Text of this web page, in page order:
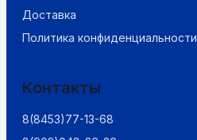
Доставка
Политика конфиденциальности
Контакты
8(8453)77-13-68